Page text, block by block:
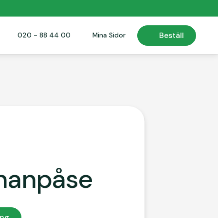
020 - 88 44 00
020 - 88 44 00 Mina Sidor
Mina Sidor Beställ
Beställ